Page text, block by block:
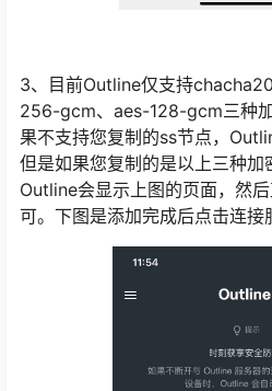
3、目前Outline仅支持
256-gcm、aes-128-gcm三种
果不支持您复制的ss节点，
但是如果您复制的是以上三种加
Outline会显示上图的页面，然
可。下图是添加完成后点击连接